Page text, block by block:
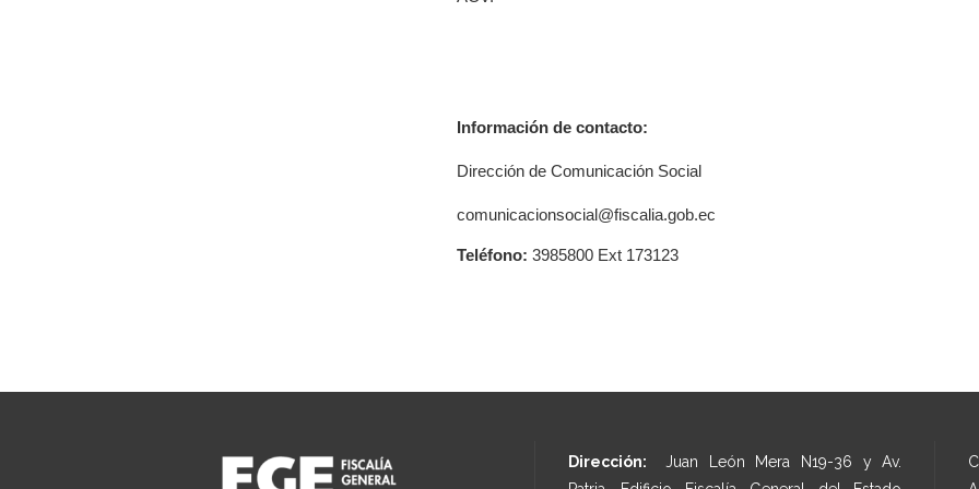
Información de contacto:
Dirección de Comunicación Social
comunicacionsocial@fiscalia.gob.ec
Teléfono: 3985800 Ext 173123
Dirección: Juan León Mera N19-36 y Av.